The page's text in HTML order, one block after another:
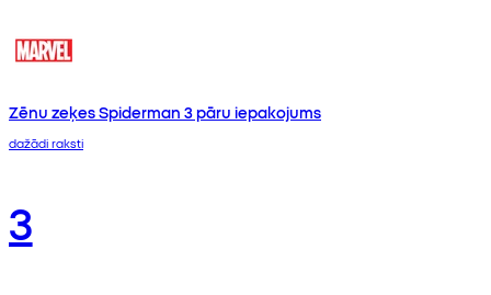
Zēnu zeķes Spiderman 3 pāru iepakojums
dažādi raksti
3